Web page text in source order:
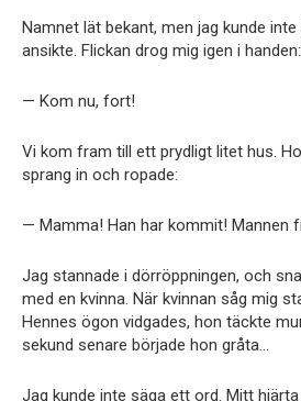
Namnet lät bekant, men jag kunde
ansikte. Flickan drog mig igen i handen:
— Kom nu, fort!
Vi kom fram till ett prydligt litet hus.
sprang in och ropade:
— Mamma! Han har kommit! Mannen
Jag stannade i dörröppningen, och
med en kvinna. När kvinnan såg mig
Hennes ögon vidgades, hon täckte
sekund senare började hon gråta…
Jag kunde inte säga ett ord. Mitt